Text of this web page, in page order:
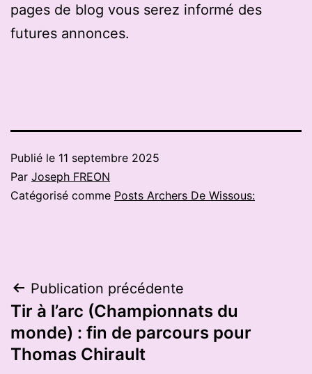
pages de blog vous serez informé des
futures annonces.
Publié le 11 septembre 2025
Par Joseph FREON
Catégorisé comme Posts Archers De Wissous:
Navigation
de
l’article
Publication précédente
Tir à l’arc (Championnats du
monde) : fin de parcours pour
Thomas Chirault